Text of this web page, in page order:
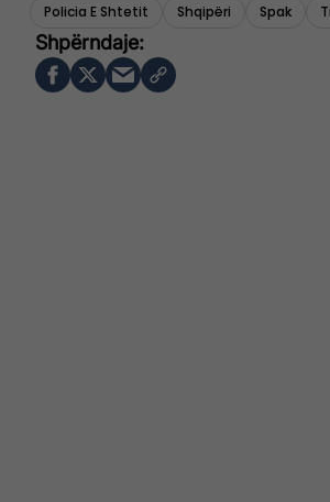
Policia E Shtetit Shqipëri Spak